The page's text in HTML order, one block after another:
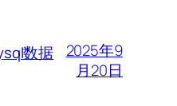
数据
2025年9
月20日